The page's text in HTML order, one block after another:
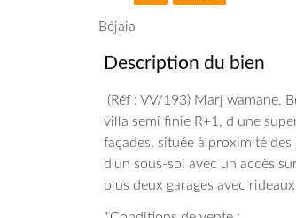
Béjaia
Description du bien
(Réf : VV/193) Marj wamane,
villa semi finie R+1, d une
façades, située à proximité
d’un sous-sol avec un accès
plus deux garages avec